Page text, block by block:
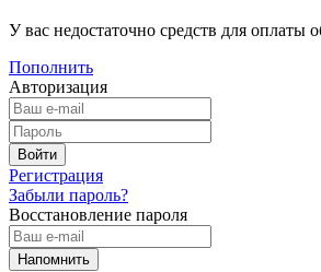
У вас недостаточно средств для оплаты
Пополнить
Авторизация
Регистрация
Забыли пароль?
Восстановление пароля